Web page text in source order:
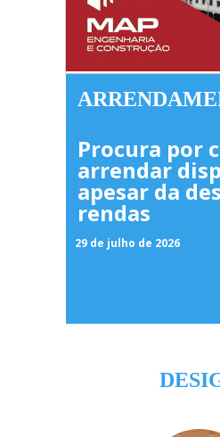
Procura por
arrendar
apesar da
rendas
29 de julho de 2026